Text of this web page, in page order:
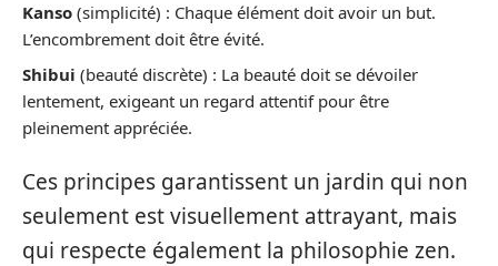
Kanso (simplicité) : Chaque élément doit avoir un but.
L’encombrement doit être évité.
Shibui (beauté discrète) : La beauté doit se dévoiler
lentement, exigeant un regard attentif pour être
pleinement appréciée.
Ces principes garantissent un jardin qui non
seulement est visuellement attrayant, mais
qui respecte également la philosophie zen.